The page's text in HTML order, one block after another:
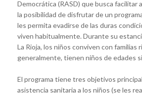
Democrática (RASD) que busca facilitar
la posibilidad de disfrutar de un
les permita evadirse de las duras
viven habitualmente. Durante su
La Rioja, los niños conviven con familias
generalmente, tienen niños de edades
El programa tiene tres objetivos
asistencia sanitaria a los niños (se les